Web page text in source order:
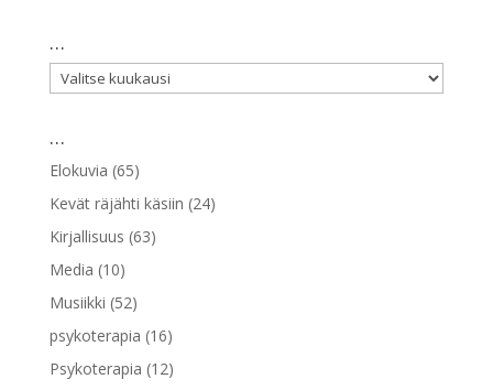
…
…
Elokuvia (65)
Kevät räjähti käsiin (24)
Kirjallisuus (63)
Media (10)
Musiikki (52)
psykoterapia (16)
Psykoterapia (12)